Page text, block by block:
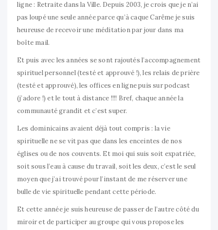
ligne : Retraite dans la Ville. Depuis 2003, je crois que je n’ai
pas loupé une seule année parce qu’à caque Carême je suis
heureuse de recevoir une méditation par jour dans ma
boîte mail.
Et puis avec les années se sont rajoutés l’accompagnement
spirituel personnel (testé et approuvé !), les relais de prière
(testé et approuvé), les offices en ligne puis sur podcast
(j’adore !) et le tout à distance !!!! Bref, chaque année la
communauté grandit et c’est super.
Les dominicains avaient déjà tout compris : la vie
spirituelle ne se vit pas que dans les enceintes de nos
églises ou de nos couvents. Et moi qui suis soit expatriée,
soit sous l’eau à cause du travail, soit les deux, c’est le seul
moyen que j’ai trouvé pour l’instant de me réserver une
bulle de vie spirituelle pendant cette période.
Et cette année je suis heureuse de passer de l’autre côté du
miroir et de participer au groupe qui vous propose les